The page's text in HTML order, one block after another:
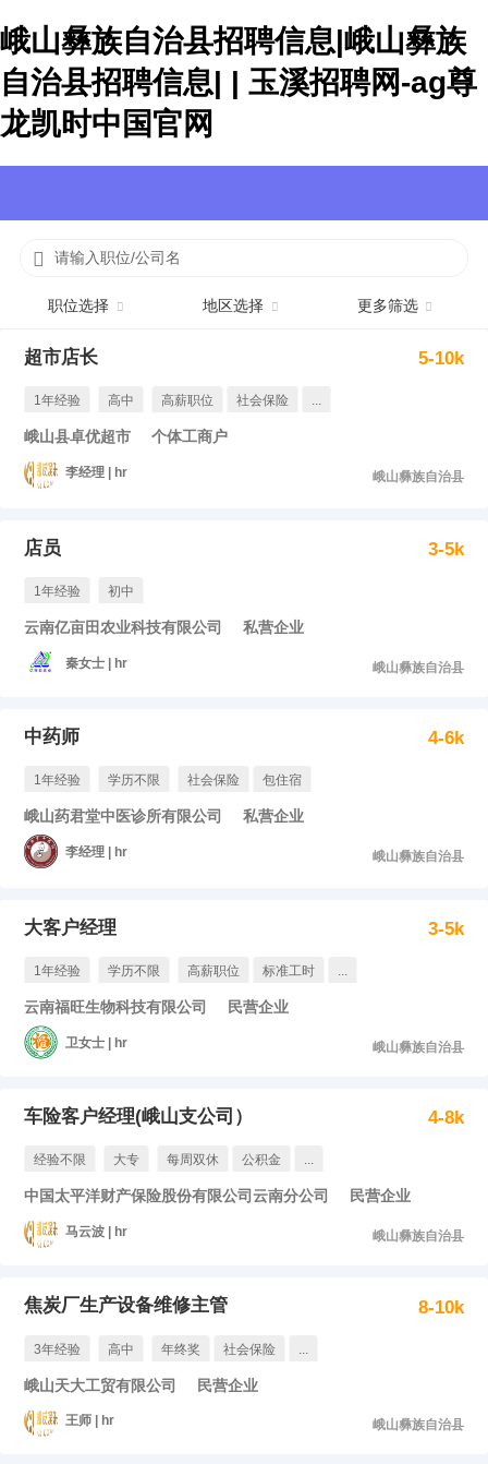
峨山彝族自治县招聘信息|峨山彝族
自治县招聘信息| | 玉溪招聘网-ag尊
龙凯时中国官网
请输入职位/公司名
职位选择 地区选择 更多筛选
超市店长 5-10k
1年经验 高中 高薪职位 社会保险 ...
峨山县卓优超市 个体工商户
李经理 | hr 峨山彝族自治县
店员 3-5k
1年经验 初中
云南亿亩田农业科技有限公司 私营企业
秦女士 | hr 峨山彝族自治县
中药师 4-6k
1年经验 学历不限 社会保险 包住宿
峨山药君堂中医诊所有限公司 私营企业
李经理 | hr 峨山彝族自治县
大客户经理 3-5k
1年经验 学历不限 高薪职位 标准工时 ...
云南福旺生物科技有限公司 民营企业
卫女士 | hr 峨山彝族自治县
车险客户经理(峨山支公司） 4-8k
经验不限 大专 每周双休 公积金 ...
中国太平洋财产保险股份有限公司云南分公司 民营企业
马云波 | hr 峨山彝族自治县
焦炭厂生产设备维修主管 8-10k
3年经验 高中 年终奖 社会保险
峨山天大工贸有限公司 民营企业
王师 | hr 峨山彝族自治县